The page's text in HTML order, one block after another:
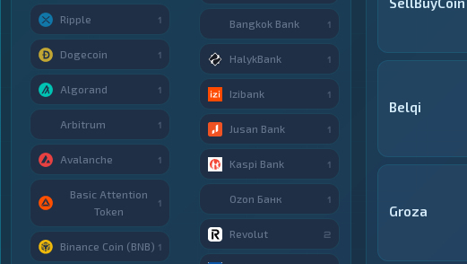
Belqi
Groza
Ripple 1
Dogecoin 1
Algorand 1
Arbitrum 1
Avalanche 1
Basic Attention
Token
1
Binance Coin (BNB) 1
Bangkok Bank 1
HalykBank 1
Izibank 1
Jusan Bank 1
Kaspi Bank 1
Ozon Банк 1
Revolut 2